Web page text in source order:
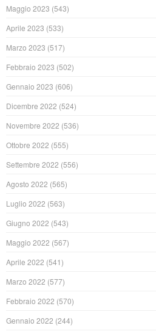
Maggio 2023 (543)
Aprile 2023 (533)
Marzo 2023 (517)
Febbraio 2023 (502)
Gennaio 2023 (606)
Dicembre 2022 (524)
Novembre 2022 (536)
Ottobre 2022 (555)
Settembre 2022 (556)
Agosto 2022 (565)
Luglio 2022 (563)
Giugno 2022 (543)
Maggio 2022 (567)
Aprile 2022 (541)
Marzo 2022 (577)
Febbraio 2022 (570)
Gennaio 2022 (244)